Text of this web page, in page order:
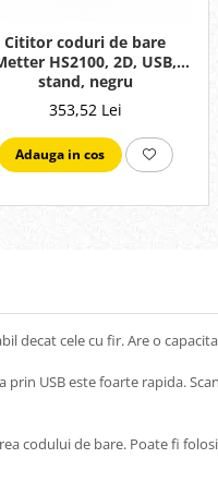
Cititor coduri de bare
HS2100, 2D, USB,
stand, negru
353,52 Lei
Adauga in cos
decat cele cu fir. Are o
USB este foarte rapida.
codului de bare. Poate fi